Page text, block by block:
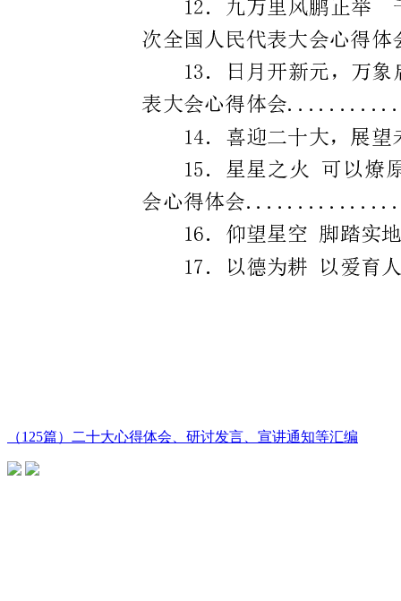
（125篇）二十大心得体会、研讨发言、宣讲通知等汇编